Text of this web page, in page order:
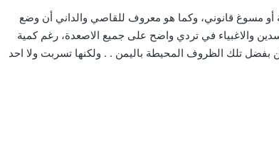
مسوغ قانوني، وكما هو معروف للقاصي والداني أن وضع
والاغبياء في تردي واضح على جميع الاصعدة، رغم كمية
بفضل تلك الظروف المحيطة باليمن . . ولكنها تسربت ولا احد